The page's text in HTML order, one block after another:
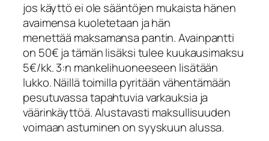
jos käyttö ei ole sääntöjen mukaista hänen
avaimensa kuoletetaan ja hän
menettää maksamansa pantin. Avainpantti
on 50€ ja tämän lisäksi tulee kuukausimaksu
5€/kk. 3:n mankelihuoneeseen lisätään
lukko. Näillä toimilla pyritään vähentämään
pesutuvassa tapahtuvia varkauksia ja
väärinkäyttöä. Alustavasti maksullisuuden
voimaan astuminen on syyskuun alussa.